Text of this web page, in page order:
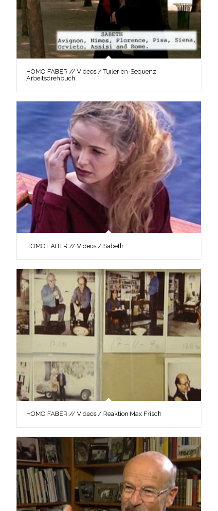
HOMO FABER // Videos / Tuilerien-Sequenz
Arbeitsdrehbuch
HOMO FABER // Videos / Sabeth
HOMO FABER // Videos / Reaktion Max Frisch